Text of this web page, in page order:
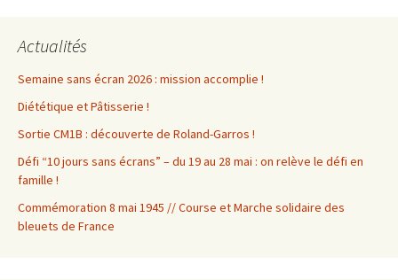
Actualités
Semaine sans écran 2026 : mission accomplie !
Diététique et Pâtisserie !
Sortie CM1B : découverte de Roland-Garros !
Défi “10 jours sans écrans” – du 19 au 28 mai : on relève le défi en
famille !
Commémoration 8 mai 1945 // Course et Marche solidaire des
bleuets de France